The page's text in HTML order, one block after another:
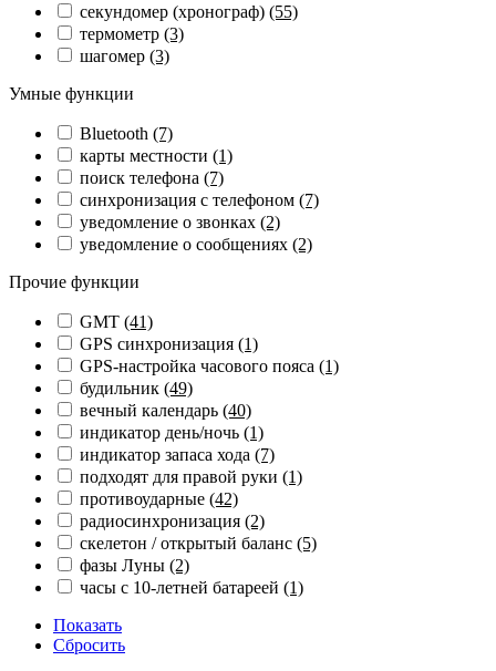
секундомер (хронограф) (55)
термометр (3)
шагомер (3)
Умные функции
Bluetooth (7)
карты местности (1)
поиск телефона (7)
синхронизация с телефоном (7)
уведомление о звонках (2)
уведомление о сообщениях (2)
Прочие функции
GMT (41)
GPS синхронизация (1)
GPS-настройка часового пояса (1)
будильник (49)
вечный календарь (40)
индикатор день/ночь (1)
индикатор запаса хода (7)
подходят для правой руки (1)
противоударные (42)
радиосинхронизация (2)
скелетон / открытый баланс (5)
фазы Луны (2)
часы с 10-летней батареей (1)
Показать
Сбросить